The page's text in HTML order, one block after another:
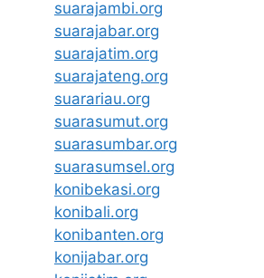
suarajambi.org
suarajabar.org
suarajatim.org
suarajateng.org
suarariau.org
suarasumut.org
suarasumbar.org
suarasumsel.org
konibekasi.org
konibali.org
konibanten.org
konijabar.org